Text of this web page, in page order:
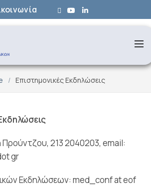
Επιστημονικές Εκδηλώσεις
213 2040203, email:
gr
Εκδηλώσεων: med_conf at eof